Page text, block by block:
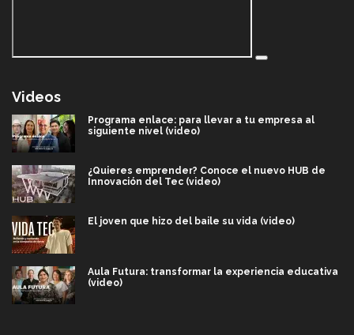
Videos
Programa enlace: para llevar a tu empresa al
siguiente nivel (video)
¿Quieres emprender? Conoce el nuevo HUB de
Innovación del Tec (video)
El joven que hizo del baile su vida (video)
Aula Futura: transformar la experiencia educativa
(video)